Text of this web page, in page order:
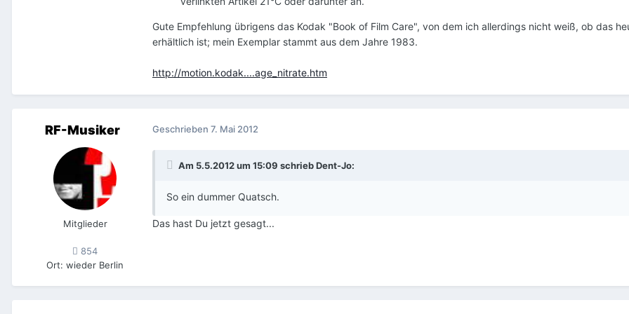
Gute Empfehlung übrigens das Kodak "Book of Film Care", von dem ich allerdings nicht weiß, ob das
erhältlich ist; mein Exemplar stammt aus dem Jahre 1983.
http://motion.kodak....age_nitrate.htm
RF-Musiker
Mitglieder
854
Ort: wieder Berlin
Geschrieben 7. Mai 2012
Am 5.5.2012 um 15:09 schrieb Dent-Jo:
So ein dummer Quatsch.
Das hast Du jetzt gesagt...